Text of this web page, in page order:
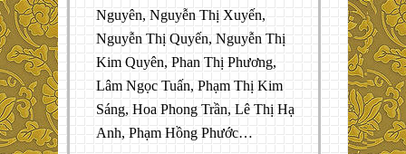
Nguyên, Nguyễn Thị Xuyến,
Nguyễn Thị Quyến, Nguyễn Thị
Kim Quyên, Phan Thị Phương,
Lâm Ngọc Tuấn, Phạm Thị Kim
Sáng, Hoa Phong Trần, Lê Thị Hạ
Anh, Phạm Hồng Phước…